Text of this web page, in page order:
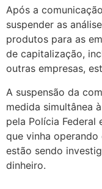
Após a
suspender as
produtos para as
de capitalização,
outras empresas,
A suspensão da
medida simultânea
pela Polícia Federal
que vinha
estão sendo
dinheiro.